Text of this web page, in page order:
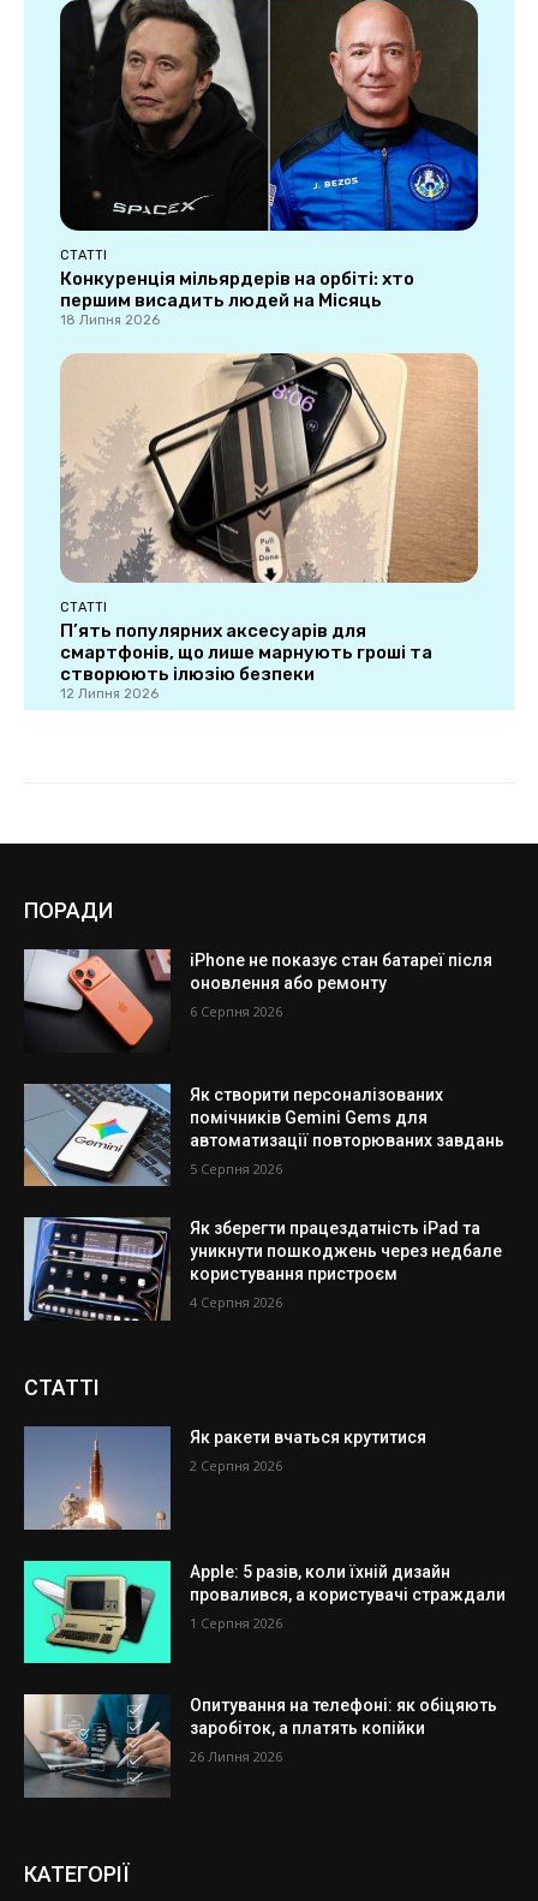
ПОРАДИ
iPhone не показує стан батареї після
оновлення або ремонту
6 Серпня 2026
Як створити персоналізованих
помічників Gemini Gems для
автоматизації повторюваних завдань
5 Серпня 2026
Як зберегти працездатність iPad та
уникнути пошкоджень через недбале
користування пристроєм
4 Серпня 2026
СТАТТІ
Як ракети вчаться крутитися
2 Серпня 2026
Apple: 5 разів, коли їхній дизайн
провалився, а користувачі страждали
1 Серпня 2026
Опитування на телефоні: як обіцяють
заробіток, а платять копійки
26 Липня 2026
КАТЕГОРІЇ